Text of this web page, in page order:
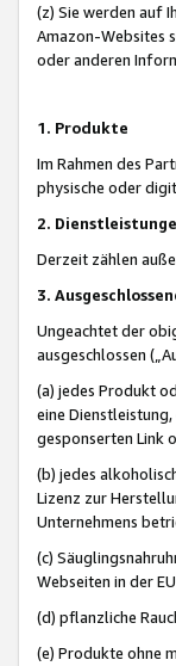
(z) Sie werden auf
Amazon-Websites
oder anderen
1. Produkte
Im Rahmen des
physische oder
2.
Derzeit zählen
3.
Ungeachtet der
ausgeschlossen
(a) jedes Produkt
eine
gesponserten Link
(b) jedes
Lizenz zur
Unternehmens
(c)
Webseiten in der
(d) pflanzliche
(e) Produkte ohne